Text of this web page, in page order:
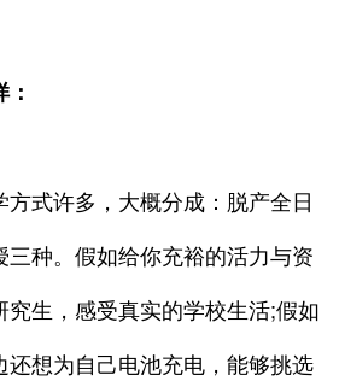
式许多，大概分成：脱产全日
种。假如给你充裕的活力与资
生，感受真实的学校生活;假如
还想为自己电池充电，能够挑选